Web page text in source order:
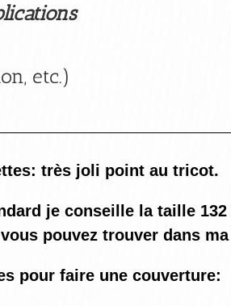
etc.)
très joli point au tricot.
je conseille la taille
pouvez trouver dans
pour faire une couverture: